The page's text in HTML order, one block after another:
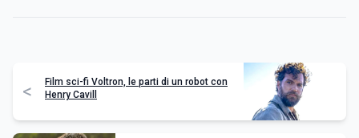
<
Film sci-fi Voltron, le parti di un robot con
Henry Cavill